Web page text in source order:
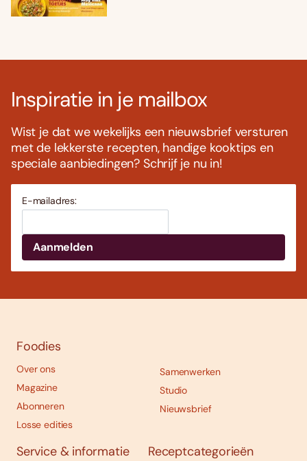
Inspiratie in je mailbox
Wist je dat we wekelijks een nieuwsbrief versturen
met de lekkerste recepten, handige kooktips en
speciale aanbiedingen? Schrijf je nu in!
E-mailadres:
Foodies
Over ons
Magazine
Abonneren
Losse edities
Samenwerken
Studio
Nieuwsbrief
Service & informatie Receptcategorieën